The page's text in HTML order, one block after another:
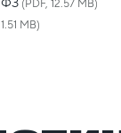
(PDF, 12.57 MB)
MB)